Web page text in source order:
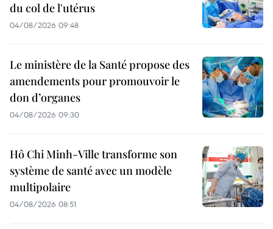
du col de l'utérus
04/08/2026 09:48
Le ministère de la Santé propose des
amendements pour promouvoir le
don d’organes
04/08/2026 09:30
Hô Chi Minh-Ville transforme son
système de santé avec un modèle
multipolaire
04/08/2026 08:51